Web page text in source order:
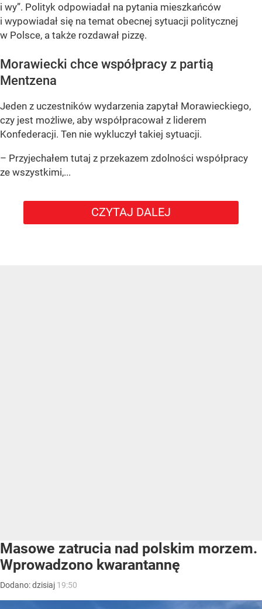
i wy”. Polityk odpowiadał na pytania mieszkańców
i wypowiadał się na temat obecnej sytuacji politycznej
w Polsce, a także rozdawał pizzę.
Morawiecki chce współpracy z partią
Mentzena
Jeden z uczestników wydarzenia zapytał Morawieckiego,
czy jest możliwe, aby współpracował z liderem
Konfederacji. Ten nie wykluczył takiej sytuacji.
– Przyjechałem tutaj z przekazem zdolności współpracy
ze wszystkimi,...
CZYTAJ DALEJ
Masowe zatrucia nad polskim morzem.
Wprowadzono kwarantannę
Dodano:dzisiaj 19:50